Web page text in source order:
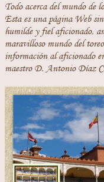
Todo acerca del mundo de
Esta es una página Web
humilde y fiel aficionado,
maravilloso mundo del
información al aficionado
maestro D. Antonio Díaz